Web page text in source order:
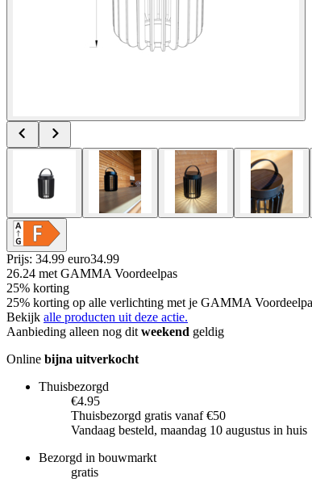
Prijs: 34.99 euro34.99
26.24 met GAMMA Voordeelpas
25% korting
25% korting op alle verlichting met je GAMMA
Bekijk alle producten uit deze actie.
Aanbieding alleen nog dit weekend geldig
Online bijna uitverkocht
Thuisbezorgd
€4.95
Thuisbezorgd gratis vanaf €50
Vandaag besteld, maandag 10 augustus in huis
Bezorgd in bouwmarkt
gratis